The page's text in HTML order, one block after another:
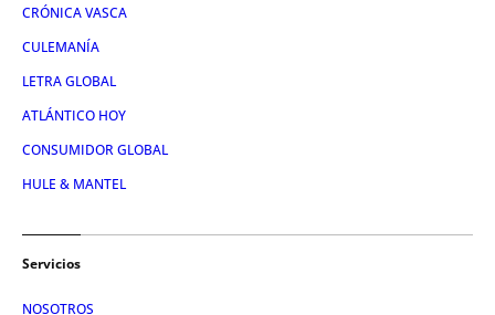
CRÓNICA VASCA
CULEMANÍA
LETRA GLOBAL
ATLÁNTICO HOY
CONSUMIDOR GLOBAL
HULE & MANTEL
Servicios
NOSOTROS